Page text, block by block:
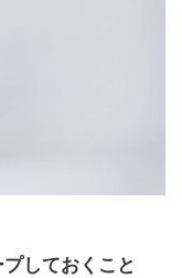
しておくこと